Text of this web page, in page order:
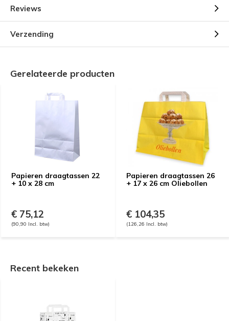
Reviews
Verzending
Gerelateerde producten
Papieren draagtassen 22
+ 10 x 28 cm
€ 75,12
(90,90 Incl. btw)
Papieren draagtassen 26
+ 17 x 26 cm Oliebollen
€ 104,35
(126,26 Incl. btw)
Recent bekeken